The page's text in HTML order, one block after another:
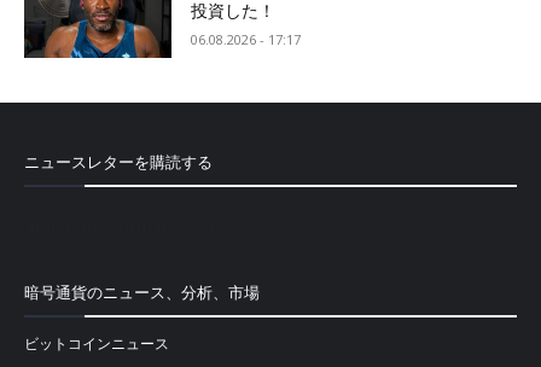
投資した！
06.08.2026 - 17:17
ニュースレターを購読する
暗号通貨のニュース、分析、市場
ビットコインニュース